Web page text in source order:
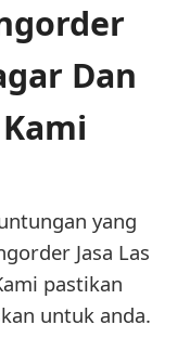
Dan
yang
Jasa Las
pastikan
untuk anda.